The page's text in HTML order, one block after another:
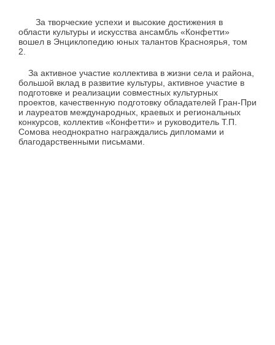
За творческие успехи и высокие достижения в
области культуры и искусства ансамбль «Конфетти»
вошел в Энциклопедию юных талантов Красноярья, том
2.
За активное участие коллектива в жизни села и района,
большой вклад в развитие культуры, активное участие в
подготовке и реализации совместных культурных
проектов, качественную подготовку обладателей Гран-При
и лауреатов международных, краевых и региональных
конкурсов, коллектив «Конфетти» и руководитель Т.П.
Сомова неоднократно награждались дипломами и
благодарственными письмами.